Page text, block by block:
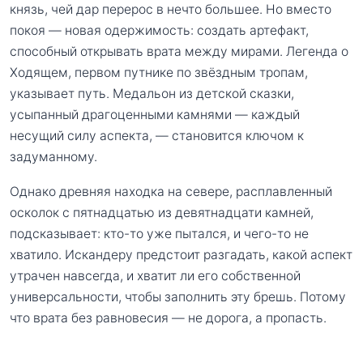
князь, чей дар перерос в нечто большее. Но вместо
покоя — новая одержимость: создать артефакт,
способный открывать врата между мирами. Легенда о
Ходящем, первом путнике по звёздным тропам,
указывает путь. Медальон из детской сказки,
усыпанный драгоценными камнями — каждый
несущий силу аспекта, — становится ключом к
задуманному.
Однако древняя находка на севере, расплавленный
осколок с пятнадцатью из девятнадцати камней,
подсказывает: кто-то уже пытался, и чего-то не
хватило. Искандеру предстоит разгадать, какой аспект
утрачен навсегда, и хватит ли его собственной
универсальности, чтобы заполнить эту брешь. Потому
что врата без равновесия — не дорога, а пропасть.